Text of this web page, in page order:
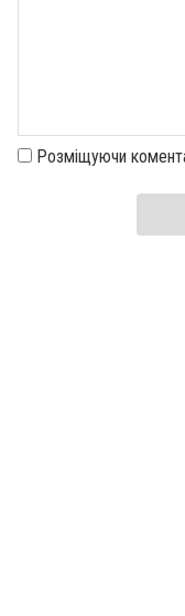
Розміщуючи